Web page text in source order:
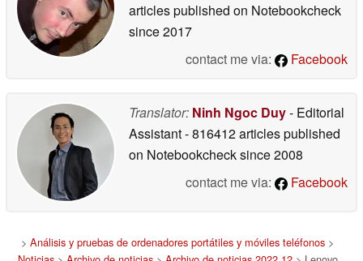
articles published on Notebookcheck
since 2017
contact me via:
Facebook
Translator: Ninh Ngoc Duy- Editorial
Assistant- 816412 articles published
on Notebookchecksince 2008
contact me via:
Facebook
> Análisis y pruebas de ordenadores portátiles y móviles teléfonos >